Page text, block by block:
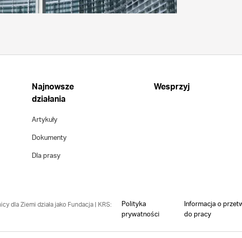
Najnowsze
działania
Artykuły
Dokumenty
Dla prasy
Wesprzyj
dla Ziemi działa jako Fundacja | KRS:
Polityka
prywatności
Informacja o
do pracy